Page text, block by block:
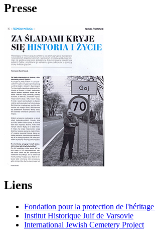
Presse
Liens
Fondation pour la protection de
Institut Historique Juif de Varsovie
International Jewish Cemetery Project